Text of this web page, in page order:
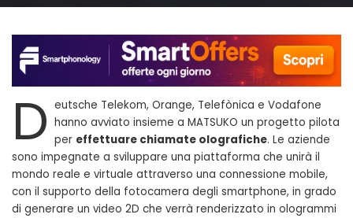
D eutsche Telekom, Orange, Telefònica e Vodafone
hanno avviato insieme a MATSUKO un progetto pilota
per effettuare chiamate olografiche. Le aziende
sono impegnate a sviluppare una piattaforma che unirà il
mondo reale e virtuale attraverso una connessione mobile,
con il supporto della fotocamera degli smartphone, in grado
di generare un video 2D che verrà renderizzato in ologrammi